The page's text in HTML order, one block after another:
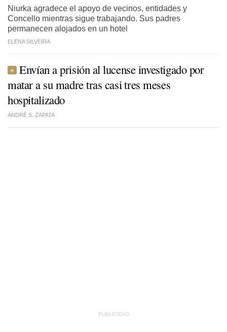
Niurka agradece el apoyo de vecinos, entidades y
Concello mientras sigue trabajando. Sus padres
permanecen alojados en un hotel
ELENA SILVEIRA
Envían a prisión al lucense investigado por
matar a su madre tras casi tres meses
hospitalizado
ANDRÉ S. ZAPATA